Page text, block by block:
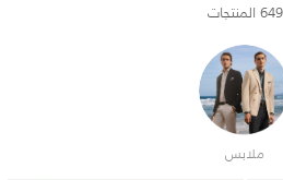
649 المنتجات
ملابس